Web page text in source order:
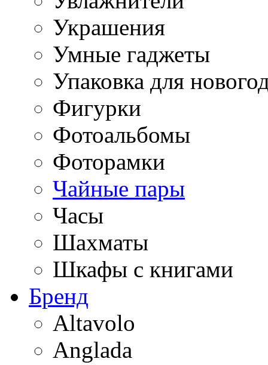
Украшения
Умные гаджеты
Упаковка для
Фигурки
Фотоальбомы
Фоторамки
Чайные пары
Часы
Шахматы
Шкафы с книгами
Бренд
Altavolo
Anglada